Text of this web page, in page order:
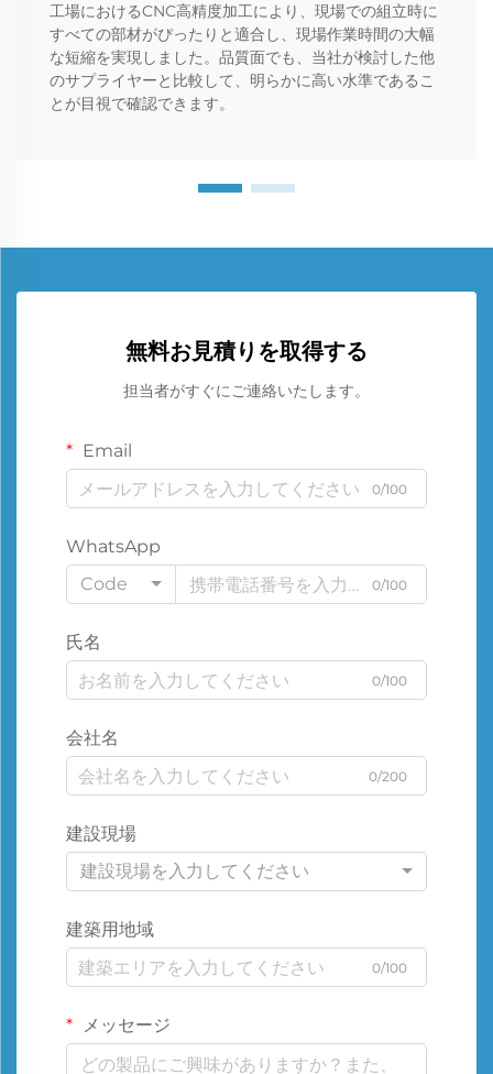
工場におけるCNC高精度加工により、現場での組立時に
すべての部材がぴったりと適合し、現場作業時間の大幅
な短縮を実現しました。品質面でも、当社が検討した他
のサプライヤーと比較して、明らかに高い水準であるこ
とが目視で確認できます。
無料お見積りを取得する
担当者がすぐにご連絡いたします。
Email
0/100
WhatsApp
Code
0/100
氏名
0/100
会社名
0/200
建設現場
建設現場を入力してください
建築用地域
0/100
メッセージ